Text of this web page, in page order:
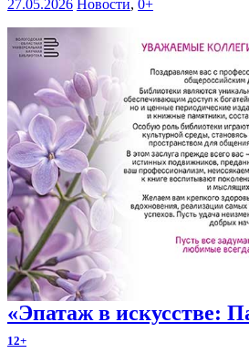
27.05.2026 Новости, 0+
«Эпатаж в искусстве:
12+